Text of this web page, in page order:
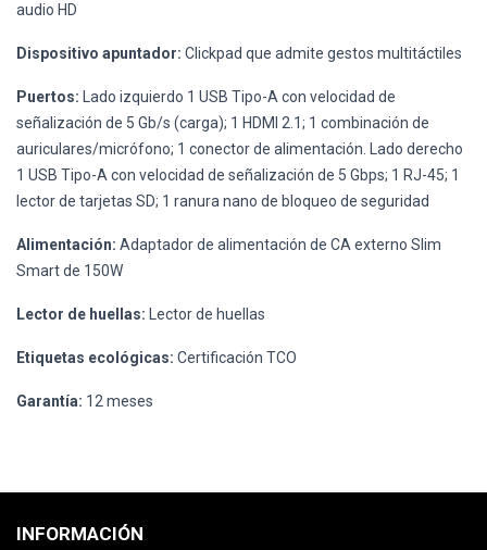
audio HD
Dispositivo apuntador: Clickpad que admite gestos multitáctiles
Puertos: Lado izquierdo 1 USB Tipo-A con velocidad de
señalización de 5 Gb/s (carga); 1 HDMI 2.1; 1 combinación de
auriculares/micrófono; 1 conector de alimentación. Lado derecho
1 USB Tipo-A con velocidad de señalización de 5 Gbps; 1 RJ-45; 1
lector de tarjetas SD; 1 ranura nano de bloqueo de seguridad
Alimentación: Adaptador de alimentación de CA externo Slim
Smart de 150W
Lector de huellas: Lector de huellas
Etiquetas ecológicas: Certificación TCO
Garantía: 12 meses
INFORMACIÓN